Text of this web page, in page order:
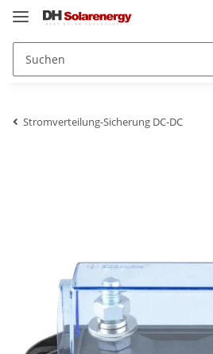
Stromverteilung-Sicherung DC-DC